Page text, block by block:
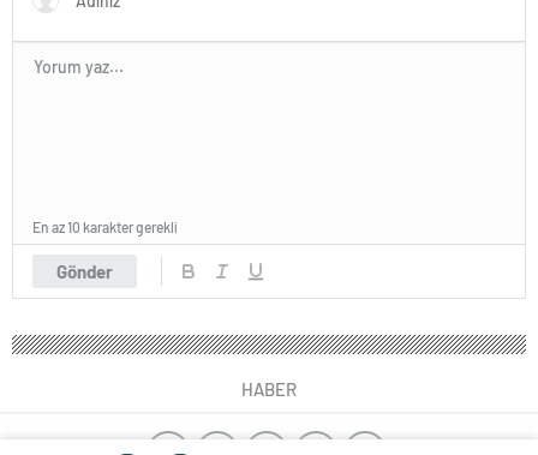
Gönder
En az 10 karakter gerekli
HABER